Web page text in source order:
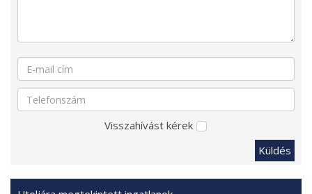
Visszahívást kérek
Küldés